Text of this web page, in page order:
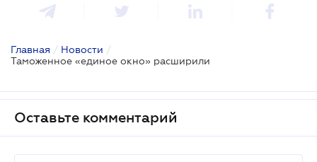
Главная / Новости /
Таможенное «единое окно» расширили
Оставьте комментарий